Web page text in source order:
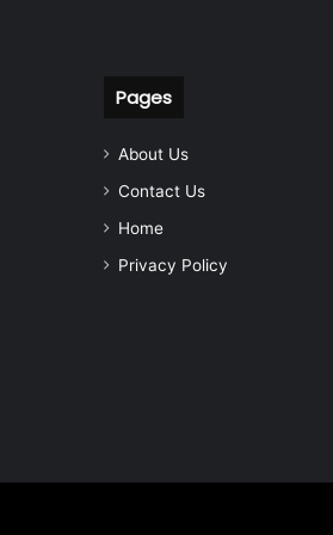
Pages
About Us
Contact Us
Home
Privacy Policy